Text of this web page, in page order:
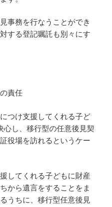
事務を行なうことができ
する登記嘱託も別々にす
責任
つけ支援してくれる子ど
心し、移行型の任意後見契
役場を訪れるというケー
してくれる子どもに財産
から遺言をすることをま
うちに、移行型任意後見